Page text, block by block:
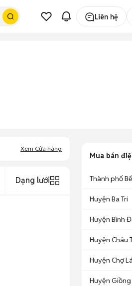
Liên hệ
Xem Cửa hàng
Dạng lưới
Mua bán
Thành phố
Huyện Ba Tri
Huyện Bình
Huyện Châu
Huyện Chợ
Huyện Giồng